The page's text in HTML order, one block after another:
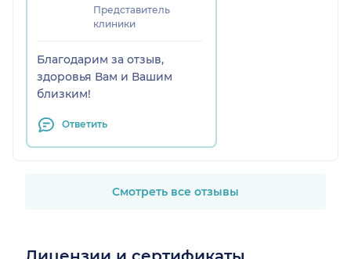
Представитель
клиники
Благодарим за отзыв,
здоровья Вам и Вашим
близким!
Ответить
Смотреть все отзывы